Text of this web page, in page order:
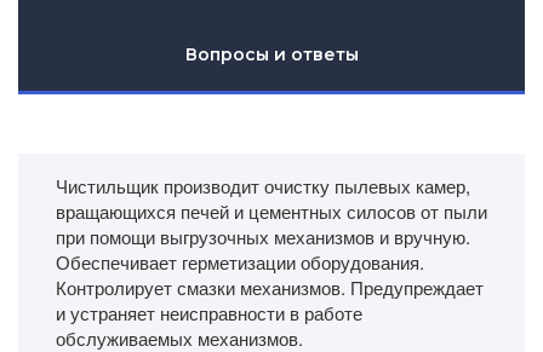
Вопросы и ответы
Чистильщик производит очистку пылевых камер,
вращающихся печей и цементных силосов от пыли
при помощи выгрузочных механизмов и вручную.
Обеспечивает герметизации оборудования.
Контролирует смазки механизмов. Предупреждает
и устраняет неисправности в работе
обслуживаемых механизмов.